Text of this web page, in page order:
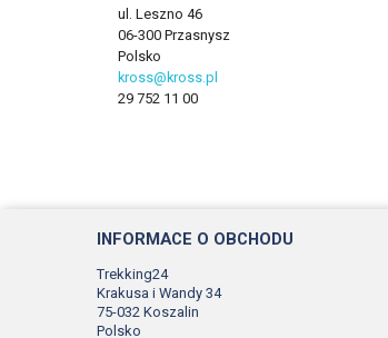
ul. Leszno 46
06-300 Przasnysz
Polsko
kross@kross.pl
29 752 11 00
INFORMACE O OBCHODU
Trekking24
Krakusa i Wandy 34
75-032 Koszalin
Polsko